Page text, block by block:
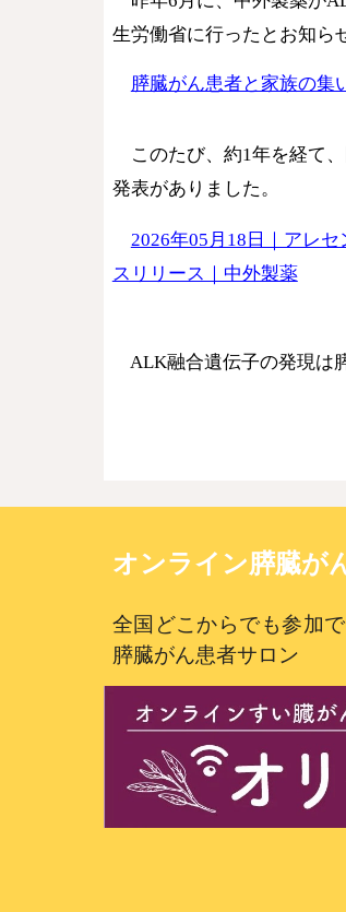
生労働省に行ったとお知ら
膵臓がん患者と家族の集
このたび、約1年を経て
発表がありました。
2026年05月18日｜アレ
スリリース｜中外製薬
ALK融合遺伝子の発現は
オンライン膵臓が
全国どこからでも参加
膵臓がん患者サロン